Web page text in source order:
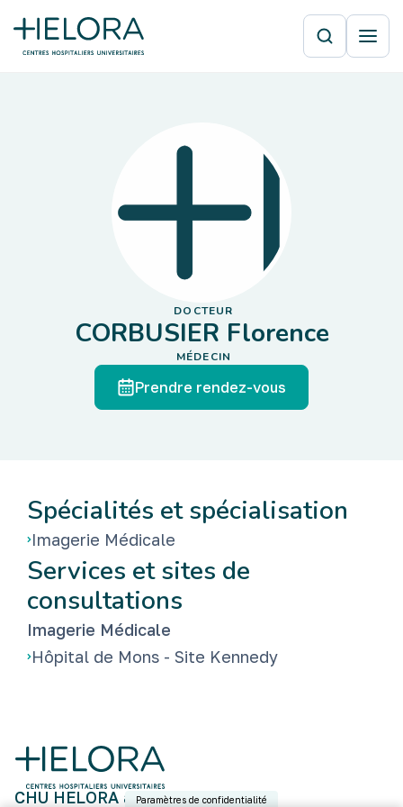
DOCTEUR
CORBUSIER Florence
MÉDECIN
Prendre rendez-vous
Spécialités et spécialisation
Imagerie Médicale
Services et sites de
consultations
Imagerie Médicale
Hôpital de Mons - Site Kennedy
CHU HELORA asblParamètres de confidentialité